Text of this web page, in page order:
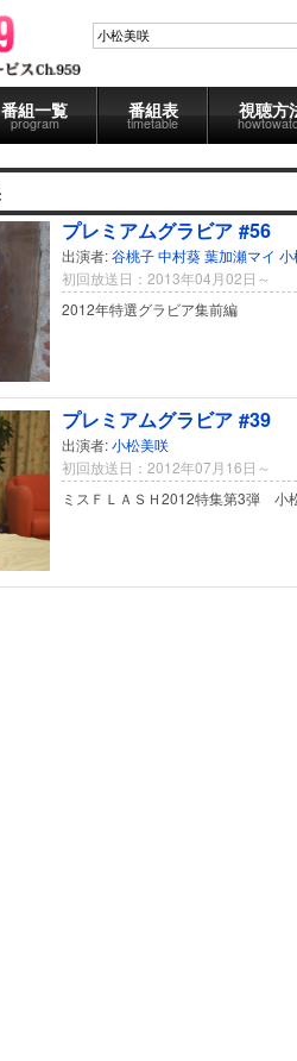
番組一覧
program
番組表
timetable
視聴方
プレミアムグラビア #56
出演者:谷桃子中村葵葉加瀬マイ 小
初回放送日：2013年04月02日～
2012年特選グラビア集前編
プレミアムグラビア #39
出演者:小松美咲
初回放送日：2012年07月16日～
ミスＦＬＡＳＨ2012特集第3弾 小